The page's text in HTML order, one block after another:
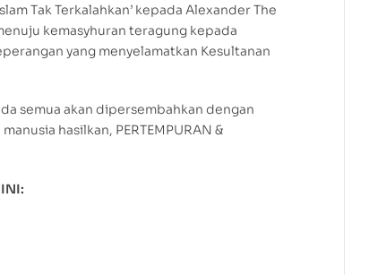
Tak Terkalahkan’ kepada Alexander The
kemasyhuran teragung kepada
yang menyelamatkan Kesultanan
semua akan dipersembahkan dengan
hasilkan, PERTEMPURAN &